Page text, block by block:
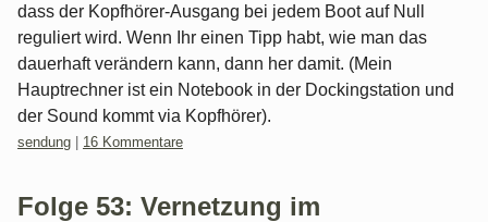
dass der Kopfhörer-Ausgang bei jedem Boot auf Null
reguliert wird. Wenn Ihr einen Tipp habt, wie man das
dauerhaft verändern kann, dann her damit. (Mein
Hauptrechner ist ein Notebook in der Dockingstation und
der Sound kommt via Kopfhörer).
Kategorien:
sendung 16 Kommentare
Folge 53: Vernetzung im